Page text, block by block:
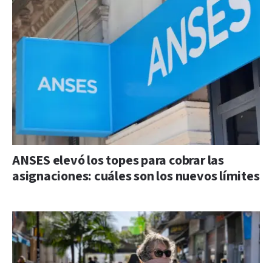
ANSES elevó los topes para cobrar las
asignaciones: cuáles son los nuevos límites